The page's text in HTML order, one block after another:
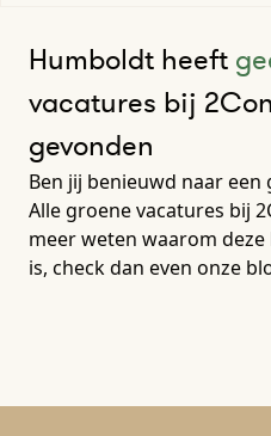
Humboldt heeft
vacatures bij
gevonden
Ben jij benieuwd naar
Alle groene vacatures bij
meer weten waarom
is, check dan even onze